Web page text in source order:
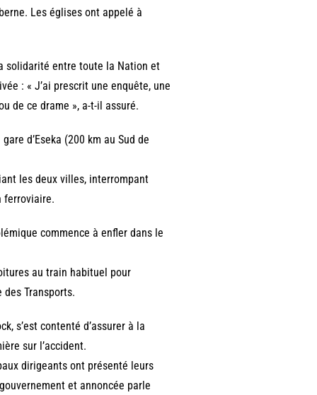
Les églises ont appelé à
solidarité entre toute la Nation et
: « J’ai prescrit une enquête, une
de ce drame », a-t-il assuré.
d’Eseka (200 km au Sud de
les deux villes, interrompant
ferroviaire.
commence à enfler dans le
au train habituel pour
des Transports.
s’est contenté d’assurer à la
sur l’accident.
dirigeants ont présenté leurs
et annoncée parle